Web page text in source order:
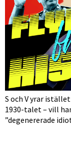
S och V yrar
1930-talet – vill
”degenererade